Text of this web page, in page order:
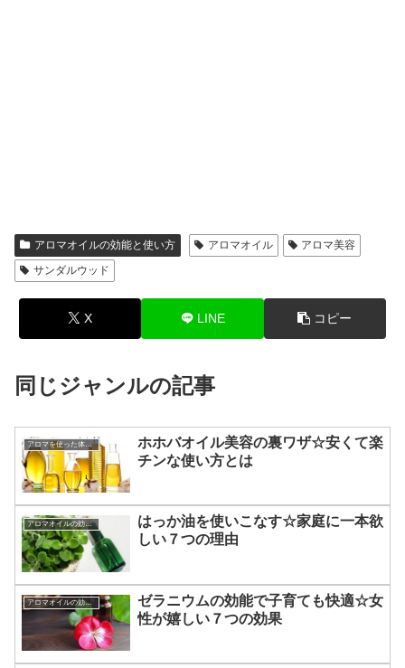
アロマオイルの効能と使い方 アロマオイル
アロマ美容
サンダルウッド
X LINE コピー
同じジャンルの記事
アロマを使った体メンテナンス☆
ホホバオイル美容の裏ワザ☆安くて楽
チンな使い方とは
アロマオイルの効能と使い方
はっか油を使いこなす☆家庭に一本欲
しい７つの理由
アロマオイルの効能と使い方
ゼラニウムの効能で子育ても快適☆女
性が嬉しい７つの効果